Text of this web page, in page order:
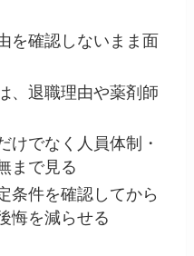
を確認しないまま面
、退職理由や薬剤師
けでなく人員体制・
まで見る
条件を確認してから
悔を減らせる